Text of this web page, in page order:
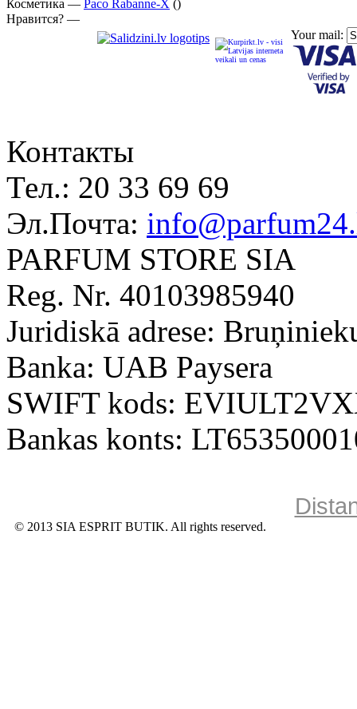
Косметика — Paco Rabanne-X ()
Нравится? —
Your mail:
Контакты
Тел.: 20 33 69 69
Эл.Почта:
PARFUM STORE SIA
Reg. Nr. 40103985940
Juridiskā adrese:
Banka: UAB Paysera
SWIFT kods:
Bankas konts:
© 2013 SIA ESPRIT BUTIK. All rights reserved.